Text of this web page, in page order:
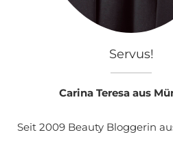
Servus!
Carina Teresa aus
Seit 2009 Beauty Bloggerin